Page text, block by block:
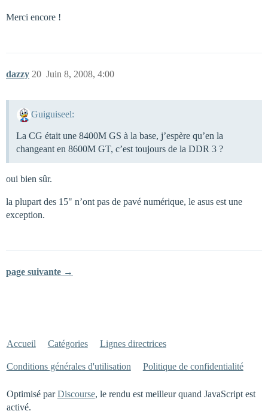
Merci encore !
dazzy Juin 8, 2008, 4:00
20
Guiguiseel:
La CG était une 8400M GS à la base, j’espère qu’en la
changeant en 8600M GT, c’est toujours de la DDR 3 ?
oui bien sûr.
la plupart des 15" n’ont pas de pavé numérique, le asus est une
exception.
page suivante →
Accueil Catégories Lignes directrices
Conditions générales d'utilisation Politique de confidentialité
Optimisé parDiscourse, le rendu est meilleur quand JavaScript est
activé.